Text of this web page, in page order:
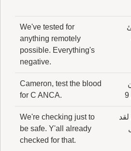
We've tested for
anything remotely
possible. Everything's
negative.
Cameron, test the blood
for C ANCA.
We're checking just to
be safe. Y'all already
checked for that.